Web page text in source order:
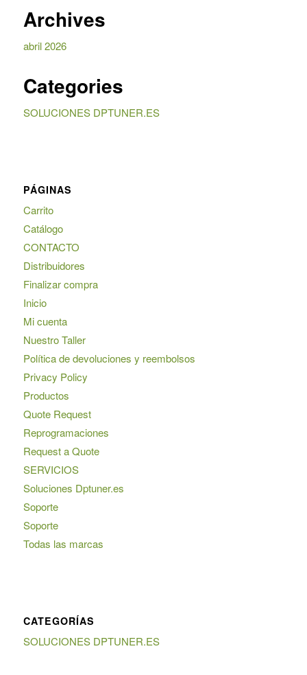
Archives
abril 2026
Categories
SOLUCIONES DPTUNER.ES
PÁGINAS
Carrito
Catálogo
CONTACTO
Distribuidores
Finalizar compra
Inicio
Mi cuenta
Nuestro Taller
Política de devoluciones y reembolsos
Privacy Policy
Productos
Quote Request
Reprogramaciones
Request a Quote
SERVICIOS
Soluciones Dptuner.es
Soporte
Soporte
Todas las marcas
CATEGORÍAS
SOLUCIONES DPTUNER.ES